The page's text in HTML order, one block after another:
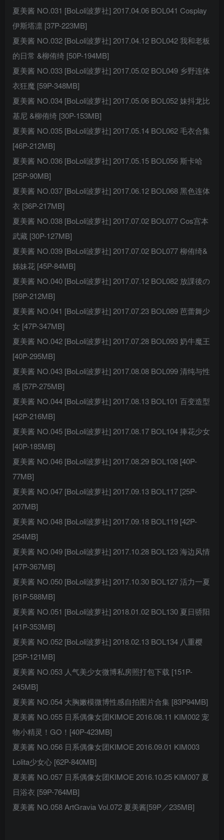
夏美酱 NO.031 [BoLoli波萝社] 2017.04.06 BOL041 Cosplay
伊斯塔凛 [37P-223MB]
夏美酱 NO.032 [BoLoli波萝社] 2017.04.12 BOL042 我和老板
的日常 &柳侑绮 [50P-194MB]
夏美酱 NO.033 [BoLoli波萝社] 2017.05.02 BOL049 乡野连体
衣狂魔 [59P-348MB]
夏美酱 NO.034 [BoLoli波萝社] 2017.05.06 BOL052 妹抖龙比
基尼 &柳侑绮 [30P-153MB]
夏美酱 NO.035 [BoLoli波萝社] 2017.05.14 BOL062 毛衣合集
[46P-212MB]
夏美酱 NO.036 [BoLoli波萝社] 2017.05.15 BOL056 斯卡哈
[25P-90MB]
夏美酱 NO.037 [BoLoli波萝社] 2017.06.12 BOL068 黑色连体
衣 [36P-217MB]
夏美酱 NO.038 [BoLoli波萝社] 2017.07.02 BOL077 Cos宫本
武藏 [30P-127MB]
夏美酱 NO.039 [BoLoli波萝社] 2017.07.02 BOL077 柳侑绮&
姊妹花 [45P-84MB]
夏美酱 NO.040 [BoLoli波萝社] 2017.07.12 BOL082 放課後の
[59P-212MB]
夏美酱 NO.041 [BoLoli波萝社] 2017.07.23 BOL089 芭蕾舞少
女 [47P-347MB]
夏美酱 NO.042 [BoLoli波萝社] 2017.07.28 BOL093 奶牛魔王
[40P-295MB]
夏美酱 NO.043 [BoLoli波萝社] 2017.08.08 BOL099 清纯与性
感 [57P-275MB]
夏美酱 NO.044 [BoLoli波萝社] 2017.08.13 BOL101 百变造型
[42P-216MB]
夏美酱 NO.045 [BoLoli波萝社] 2017.08.17 BOL104 捧花少女
[40P-185MB]
夏美酱 NO.046 [BoLoli波萝社] 2017.08.29 BOL108 [40P-
77MB]
夏美酱 NO.047 [BoLoli波萝社] 2017.09.13 BOL117 [25P-
207MB]
夏美酱 NO.048 [BoLoli波萝社] 2017.09.18 BOL119 [42P-
254MB]
夏美酱 NO.049 [BoLoli波萝社] 2017.10.28 BOL123 海边风情
[47P-367MB]
夏美酱 NO.050 [BoLoli波萝社] 2017.10.30 BOL127 活力一夏
[61P-588MB]
夏美酱 NO.051 [BoLoli波萝社] 2018.01.02 BOL130 夏日骄阳
[41P-353MB]
夏美酱 NO.052 [BoLoli波萝社] 2018.02.13 BOL134 八重樱
[25P-121MB]
夏美酱 NO.053 人气美少女微博私房照打包下载 [151P-
245MB]
夏美酱 NO.054 大胸嫩模微博性感自拍图片合集 [83P94MB]
夏美酱 NO.055 日系偶像女团KIMOE 2016.08.11 KIM002 宠
物小精灵！GO！[40P-423MB]
夏美酱 NO.056 日系偶像女团KIMOE 2016.09.01 KIM003
Lolita少女心 [62P-840MB]
夏美酱 NO.057 日系偶像女团KIMOE 2016.10.25 KIM007 夏
日浴衣 [59P-764MB]
夏美酱 NO.058 ArtGravia Vol.072 夏美酱[59P／235MB]